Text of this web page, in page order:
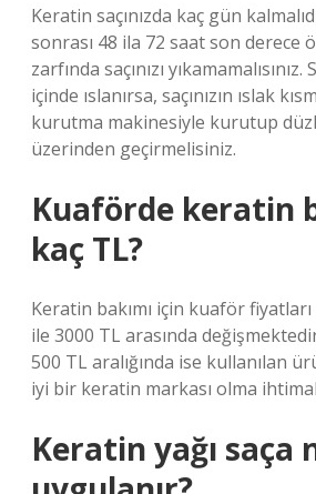
Keratin saçınızda kaç gün
sonrası 48 ila 72 saat son derece
zarfında saçınızı yıkamamalısınız.
içinde ıslanırsa, saçınızın ıslak
kurutma makinesiyle kurutup
üzerinden geçirmelisiniz.
Kuaförde keratin
kaç TL?
Keratin bakımı için kuaför
ile 3000 TL arasında
500 TL aralığında ise kullanılan
iyi bir keratin markası olma
Keratin yağı saça